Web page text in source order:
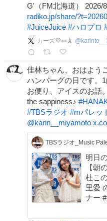
G'（FM北海道） 2026/
radiko.jp/share/
#JuiceJuice #ハロプロ
カーズ💜🍬🗼 @
佳林ちゃん、おはよう
ハンバーグの日です。
お便り、アイスのお話
the sappiness♪ #
#TBSラジオ #mパレッ
@karin__miyamoto
TBSラジオ_Music
明日
【朝
杜このみ さ
里愛
ナー #遠
週の